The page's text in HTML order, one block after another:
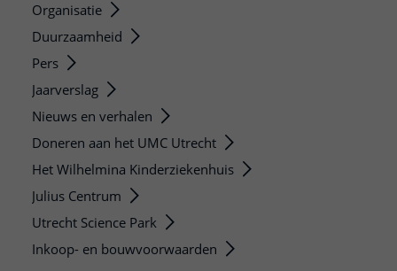
Organisatie
Duurzaamheid
Pers
Jaarverslag
Nieuws en verhalen
Doneren aan het UMC Utrecht
Het Wilhelmina Kinderziekenhuis
Julius Centrum
Utrecht Science Park
Inkoop- en bouwvoorwaarden